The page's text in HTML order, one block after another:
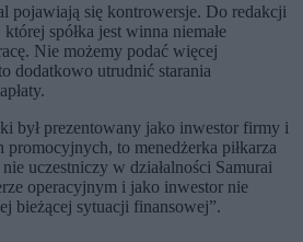
pojawiają się kontrowersje. Do redakcji
której spółka jest winna niemałe
Nie możemy podać więcej
dodatkowo utrudnić starania
był prezentowany jako inwestor firmy i
promocyjnych, to menedżerka piłkarza
uczestniczy w działalności Samurai
operacyjnym i jako inwestor nie
bieżącej sytuacji finansowej”.